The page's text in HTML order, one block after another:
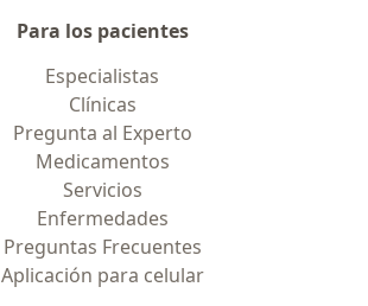
Para los pacientes
Especialistas
Clínicas
Pregunta al Experto
Medicamentos
Servicios
Enfermedades
Preguntas Frecuentes
Aplicación para celular